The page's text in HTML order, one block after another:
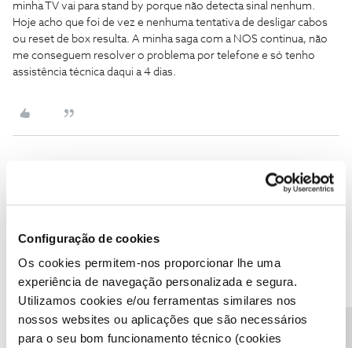
Configuração de cookies
Os cookies permitem-nos proporcionar lhe uma
experiência de navegação personalizada e segura.
Utilizamos cookies e/ou ferramentas similares nos
nossos websites ou aplicações que são necessários
para o seu bom funcionamento técnico (cookies
minha TV vai para stand by porque não detecta sinal nenhum.
Hoje acho que foi de vez e nenhuma tentativa de desligar cabos
ou reset de box resulta. A minha saga com a NOS continua, não
me conseguem resolver o problema por telefone e só tenho
assistência técnica daqui a 4 dias.
Forum|Forum|5 years ago
esperava ou porque se desliga sozinha ou porque bloqueia.
Quando a ligo diz "por favor aguarde" e depois simplesmente a
minha TV vai para stand by porque não detecta sinal nenhum.
me conseguem resolver o problema por telefone e só tenho
assistência técnica daqui a 4 dias.